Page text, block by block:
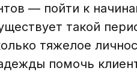
— пойти к
такой
тяжелое
помочь